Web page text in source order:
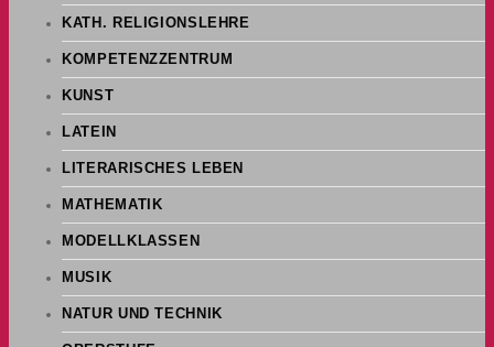
KATH. RELIGIONSLEHRE
KOMPETENZZENTRUM
KUNST
LATEIN
LITERARISCHES LEBEN
MATHEMATIK
MODELLKLASSEN
MUSIK
NATUR UND TECHNIK